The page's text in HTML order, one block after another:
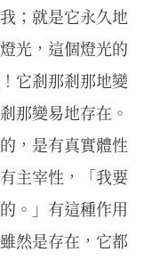
；就是它永久地
光，這個燈光的
它剎那剎那地變
那變易地存在。
，是有真實體性
主宰性，「我要
。」有這種作用
然是存在，它都